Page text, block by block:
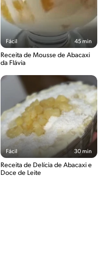
Fácil 45 min
Receita de Mousse de Abacaxi
da Flávia
Fácil 30 min
Receita de Delícia de Abacaxi e
Doce de Leite